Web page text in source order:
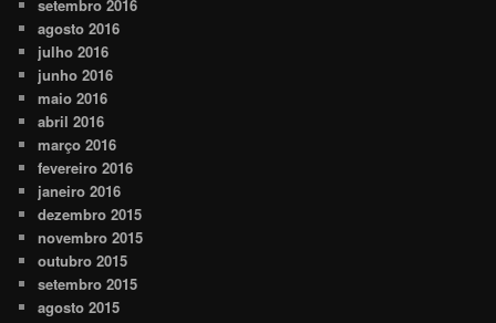
setembro 2016
agosto 2016
julho 2016
junho 2016
maio 2016
abril 2016
março 2016
fevereiro 2016
janeiro 2016
dezembro 2015
novembro 2015
outubro 2015
setembro 2015
agosto 2015